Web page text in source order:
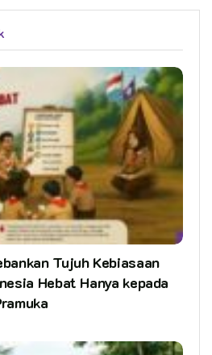
Tujuh Kebiasaan
Hebat Hanya kepada